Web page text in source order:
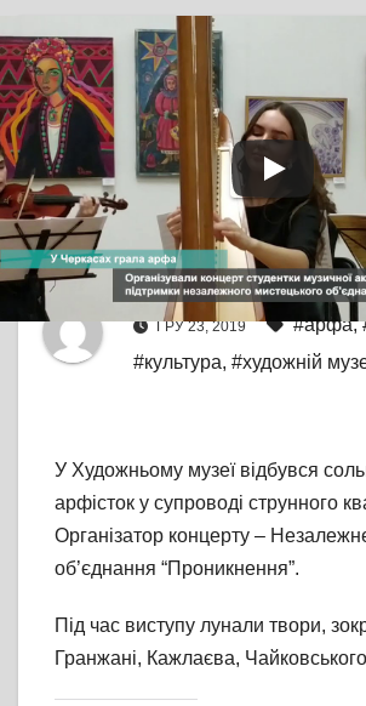
TV СЮЖЕТ БЕЗ КОМЕНТАРІВ
У Черкасах
сольний
арфісток
Від editor
ГРУ 23, 2019 #арфа,
#культура, #художній
У Художньому музеї відбувся
арфісток у супроводі струнного
Організатор концерту –
об’єднання “Проникнення”.
Під час виступу лунали твори,
Гранжані, Кажлаєва,